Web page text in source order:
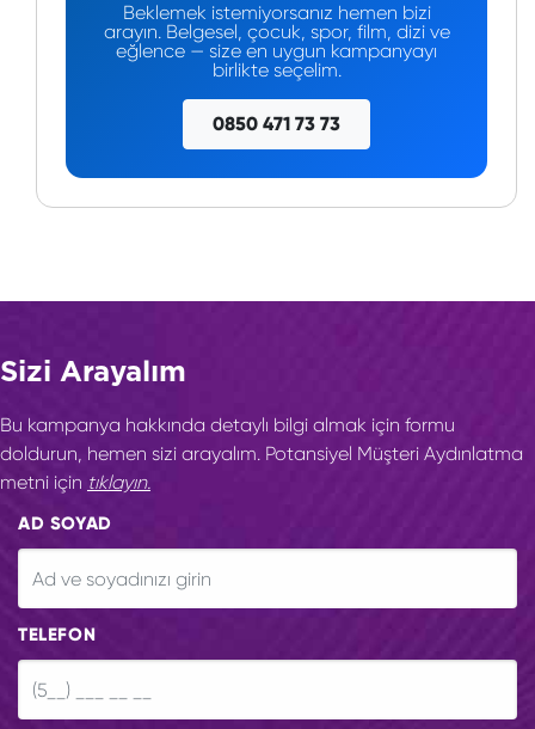
Beklemek istemiyorsanız hemen bizi
arayın. Belgesel, çocuk, spor, film, dizi ve
eğlence — size en uygun kampanyayı
birlikte seçelim.
0850 471 73 73
Sizi Arayalım
Bu kampanya hakkında detaylı bilgi almak için formu
doldurun, hemen sizi arayalım. Potansiyel Müşteri Aydınlatma
metni için tıklayın.
AD SOYAD
TELEFON